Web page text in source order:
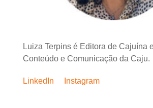
Luiza Terpins é Editora de Cajuína
Conteúdo e Comunicação da Caju.
LinkedIn Instagram